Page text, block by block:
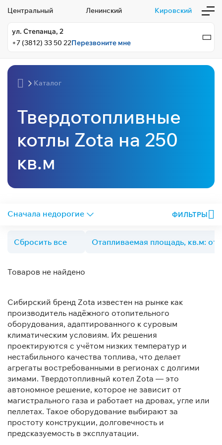
Центральный Ленинский Кировский
ул. Степанца, 2
+7 (3812) 33 50 22Перезвоните мне
Каталог
Твердотопливные
котлы Zota на 250
кв.м
ФИЛЬТРЫ
Сбросить все Отапливаемая площадь, кв.м: от
Товаров не найдено
Сибирский бренд Zota известен на рынке как
производитель надёжного отопительного
оборудования, адаптированного к суровым
климатическим условиям. Их решения
проектируются с учётом низких температур и
нестабильного качества топлива, что делает
агрегаты востребованными в регионах с долгими
зимами. Твердотопливный котел Zota — это
автономное решение, которое не зависит от
магистрального газа и работает на дровах, угле или
пеллетах. Такое оборудование выбирают за
простоту конструкции, долговечность и
предсказуемость в эксплуатации.